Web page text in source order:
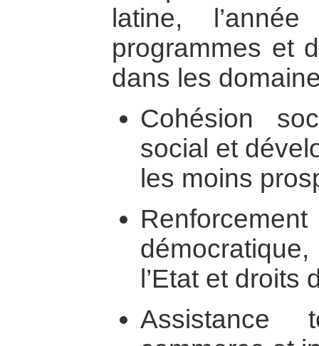
latine,
programmes et
dans les
Cohésion
social et
les moins
l’Etat et droits
Assistance